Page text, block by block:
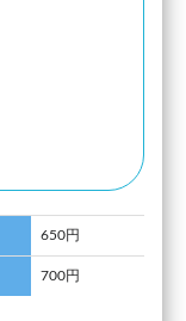
650円
700円